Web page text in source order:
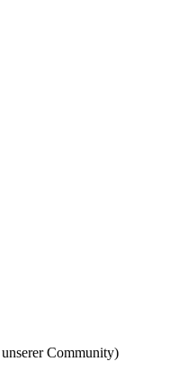
Community)